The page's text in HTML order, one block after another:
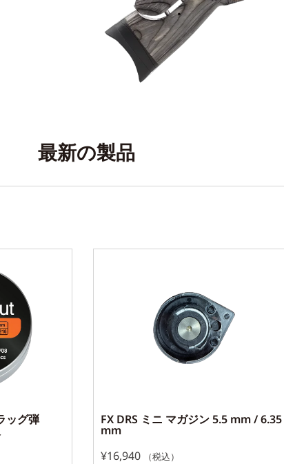
最新の製品
ッグ弾 FX DRS ミニ マガジン 5.5 mm / 6.35
mm
¥16,940 （税込）